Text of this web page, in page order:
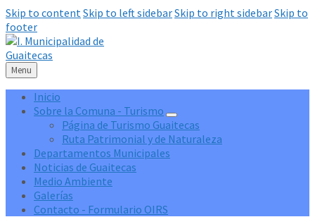
Skip to contentSkip to left sidebarSkip to right sidebarSkip to
footer
Menu
Inicio
Sobre la Comuna - Turismo
Página de Turismo Guaitecas
Ruta Patrimonial y de Naturaleza
Departamentos Municipales
Noticias de Guaitecas
Medio Ambiente
Galerías
Contacto - Formulario OIRS